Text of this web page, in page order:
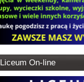
Liceum On-line